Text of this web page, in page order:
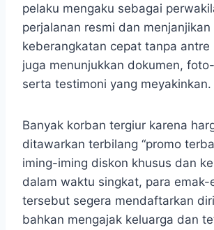
pelaku mengaku sebagai
perjalanan resmi dan menjanjikan
keberangkatan cepat tanpa antre
juga menunjukkan dokumen,
serta testimoni yang meyakinkan.
Banyak korban tergiur karena
ditawarkan terbilang “promo
iming-iming diskon khusus dan
dalam waktu singkat, para emak-
tersebut segera mendaftarkan
bahkan mengajak keluarga dan